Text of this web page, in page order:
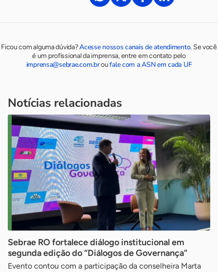
Ficou com alguma dúvida?Acesse nossos canais de atendimento. Se você
é um profissional da imprensa, entre em contato pelo
imprensa@sebrae.com.broufale com a ASN em cada UF
Notícias relacionadas
Sebrae RO fortalece diálogo institucional em
segunda edição do “Diálogos de Governança”
Evento contou com a participação da conselheira Marta